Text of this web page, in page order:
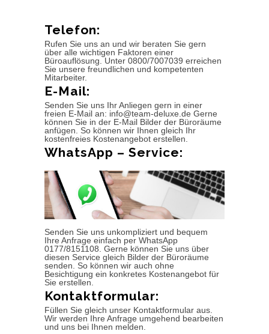
Telefon:
Rufen Sie uns an und wir beraten Sie gern
über alle wichtigen Faktoren einer
Büroauflösung. Unter 0800/7007039 erreichen
Sie unsere freundlichen und kompetenten
Mitarbeiter.
E-Mail:
Senden Sie uns Ihr Anliegen gern in einer
freien E-Mail an: info@team-deluxe.de Gerne
können Sie in der E-Mail Bilder der Büroräume
anfügen. So können wir Ihnen gleich Ihr
kostenfreies Kostenangebot erstellen.
WhatsApp – Service:
Senden Sie uns unkompliziert und bequem
Ihre Anfrage einfach per WhatsApp
0177/8151108. Gerne können Sie uns über
diesen Service gleich Bilder der Büroräume
senden. So können wir auch ohne
Besichtigung ein konkretes Kostenangebot für
Sie erstellen.
Kontaktformular:
Füllen Sie gleich unser Kontaktformular aus.
Wir werden Ihre Anfrage umgehend bearbeiten
und uns bei Ihnen melden.